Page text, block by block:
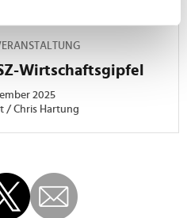
(Fingerprinting) identifizieren
Ihre persönlichen Daten
Sie Ihre Präferenzen im
unsere Website zu
wir Informationen zu Ihrer
an unsere Partner für
Wirtschaftsgipfel
2025
/ Chris Hartung